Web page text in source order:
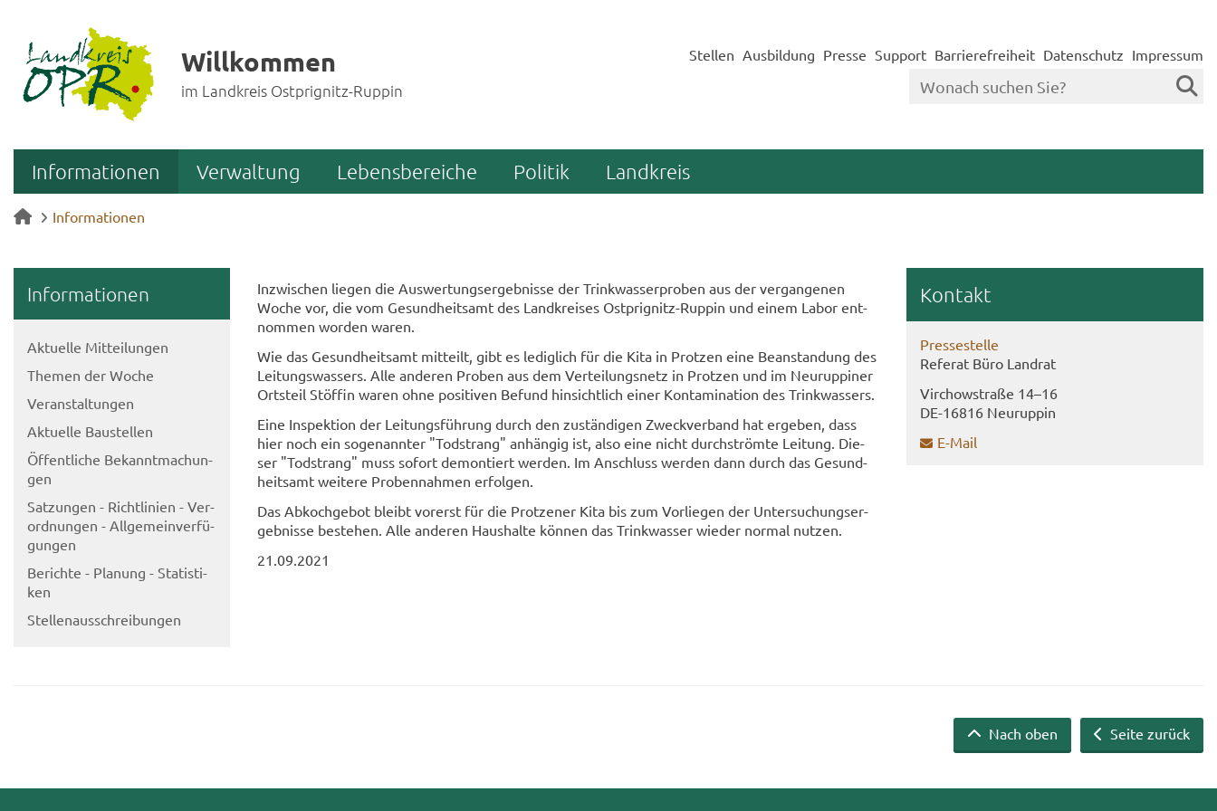
Willkommen
im Landkreis Ostprignitz-Ruppin
Stellen Ausbildung Presse Support Barrierefreiheit Datenschutz Impressum
Informationen Verwaltung Lebensbereiche Politik Landkreis
Informationen
In­for­ma­tio­nen
Ak­tu­el­le Mit­tei­lun­gen
The­men der Woche
Ver­an­stal­tun­gen
Ak­tu­el­le Bau­stel­len
Öf­fent­li­che Be­kannt­ma­chun­
gen
Sat­zun­gen - Richt­li­ni­en - Ver­
ord­nun­gen - All­ge­mein­ver­fü­
gun­gen
Be­rich­te - Pla­nung - Sta­tis­ti­
ken
Stel­len­aus­schrei­bun­gen
In­zwi­schen lie­gen die Aus­wer­tungs­er­geb­nis­se der Trink­was­ser­pro­ben aus der ver­gan­ge­nen
Woche vor, die vom Ge­sund­heits­amt des Land­krei­ses Ostprignitz-​Ruppin und einem Labor ent­
nom­men wor­den waren.
Wie das Ge­sund­heits­amt mit­teilt, gibt es le­dig­lich für die Kita in Prot­zen eine Be­an­stan­dung des
Lei­tungs­was­sers. Alle an­de­ren Pro­ben aus dem Ver­tei­lungs­netz in Prot­zen und im Neu­rup­pi­ner
Orts­teil Stöf­fin waren ohne po­si­ti­ven Be­fund hin­sicht­lich einer Kon­ta­mi­na­ti­on des Trink­was­sers.
Eine In­spek­ti­on der Lei­tungs­füh­rung durch den zu­stän­di­gen Zweck­ver­band hat er­ge­ben, dass
hier noch ein so­ge­nann­ter "Tod­strang" an­hän­gig ist, also eine nicht durch­ström­te Lei­tung. Die­
ser "Tod­strang" muss so­fort de­mon­tiert wer­den. Im An­schluss wer­den dann durch das Ge­sund­
heits­amt wei­te­re Pro­ben­nah­men er­fol­gen.
Das Ab­koch­ge­bot bleibt vor­erst für die Prot­zener Kita bis zum Vor­lie­gen der Un­ter­su­chungs­er­
geb­nis­se be­stehen. Alle an­de­ren Haus­hal­te kön­nen das Trink­was­ser wie­der nor­mal nut­zen.
21.09.2021
Kon­takt
Pres­se­stel­le
Re­fe­rat Büro Land­rat
Virch­ow­stra­ße 14–16
DE-​16816 Neu­rup­pin
E-​Mail
Seite zurück
Nach oben